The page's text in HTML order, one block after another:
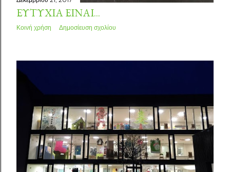
ΕΥΤΥΧΊΑ ΕΊΝΑΙ...
Κοινή χρήση Δημοσίευση σχολίου